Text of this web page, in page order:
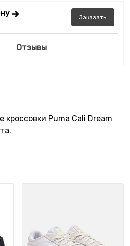
Заказать
Отзывы
кроссовки Puma Cali Dream